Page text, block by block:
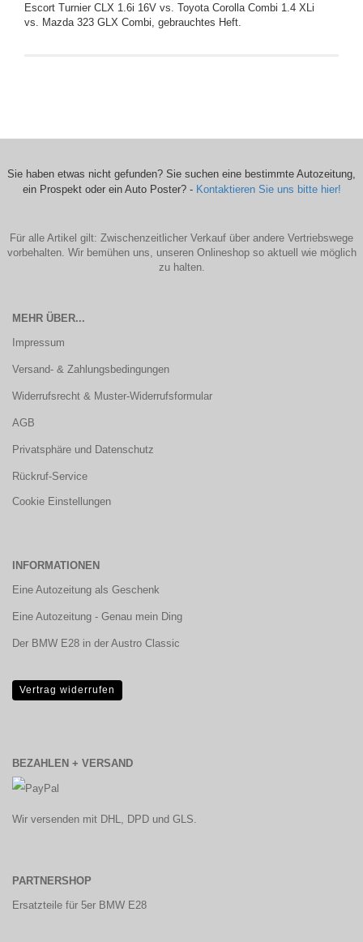
Escort Turnier CLX 1.6i 16V vs. Toyota Corolla Combi 1.4 XLi
vs. Mazda 323 GLX Combi, gebrauchtes Heft.
Sie haben etwas nicht gefunden? Sie suchen eine bestimmte Autozeitung,
ein Prospekt oder ein Auto Poster? - Kontaktieren Sie uns bitte hier!
Für alle Artikel gilt: Zwischenzeitlicher Verkauf über andere Vertriebswege
vorbehalten. Wir bemühen uns, unseren Onlineshop so aktuell wie möglich
zu halten.
MEHR ÜBER...
Impressum
Versand- & Zahlungsbedingungen
Widerrufsrecht & Muster-Widerrufsformular
AGB
Privatsphäre und Datenschutz
Rückruf-Service
Cookie Einstellungen
INFORMATIONEN
Eine Autozeitung als Geschenk
Eine Autozeitung - Genau mein Ding
Der BMW E28 in der Austro Classic
Vertrag widerrufen
BEZAHLEN + VERSAND
Wir versenden mit DHL, DPD und GLS.
PARTNERSHOP
Ersatzteile für 5er BMW E28